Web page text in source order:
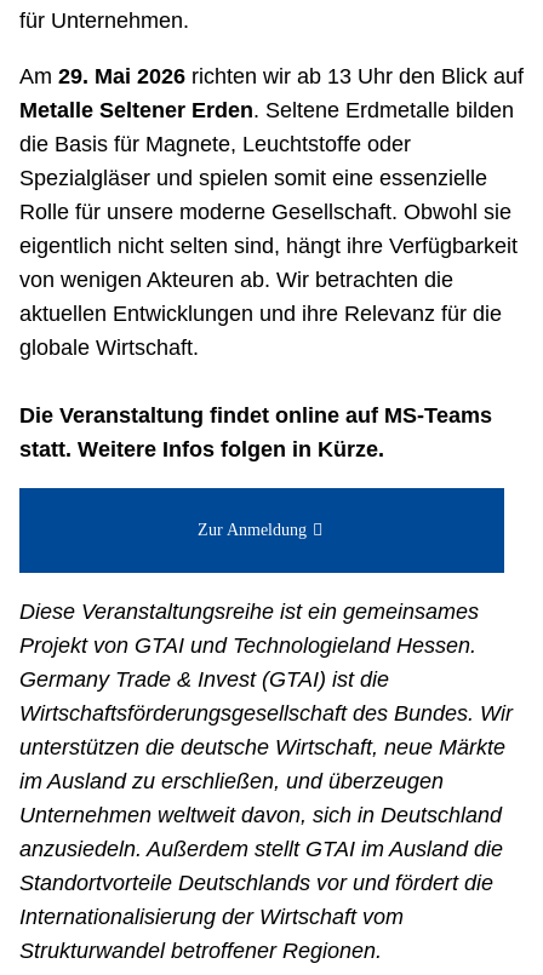
für Unternehmen.
Am 29. Mai 2026richten wir ab 13 Uhr den Blick auf
Metalle Seltener Erden. Seltene Erdmetalle bilden
die Basis für Magnete, Leuchtstoffe oder
Spezialgläser und spielen somit eine essenzielle
Rolle für unsere moderne Gesellschaft. Obwohl sie
eigentlich nicht selten sind, hängt ihre Verfügbarkeit
von wenigen Akteuren ab. Wir betrachten die
aktuellen Entwicklungen und ihre Relevanz für die
globale Wirtschaft.
Die Veranstaltung findet online auf MS-Teams
statt. Weitere Infos folgen in Kürze.
Zur Anmeldung
Diese Veranstaltungsreihe ist ein gemeinsames
Projekt von GTAI und Technologieland Hessen.
Germany Trade & Invest (GTAI) ist die
Wirtschaftsförderungsgesellschaft des Bundes. Wir
unterstützen die deutsche Wirtschaft, neue Märkte
im Ausland zu erschließen, und überzeugen
Unternehmen weltweit davon, sich in Deutschland
anzusiedeln. Außerdem stellt GTAI im Ausland die
Standortvorteile Deutschlands vor und fördert die
Internationalisierung der Wirtschaft vom
Strukturwandel betroffener Regionen.